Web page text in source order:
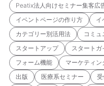
Peatix法人向けセミナー集客広
イベントページの作り方
イ
カテゴリー別活用法
コミュ
スタートアップ
スタートガ
フォーム機能
マーケティン
出版
医療系セミナー